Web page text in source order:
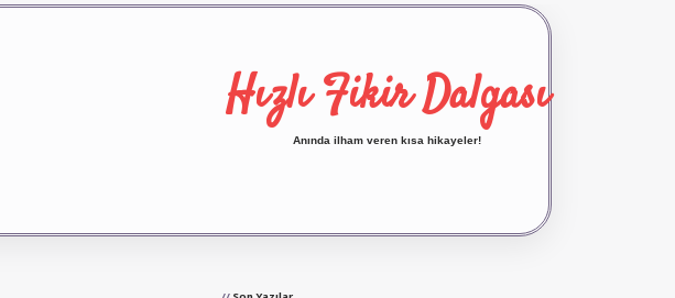
Hızlı Fikir Dalgası
Anında ilham veren kısa hikayeler!